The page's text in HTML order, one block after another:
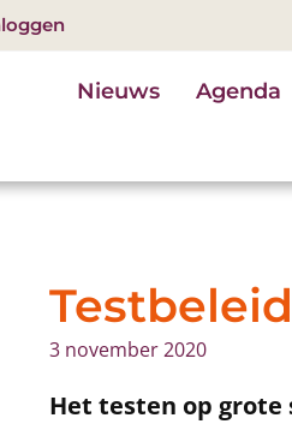
Nieuws Agenda
3 november 2020
Het testen op grote